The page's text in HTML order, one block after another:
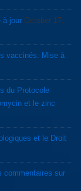
à jour October 17,
vaccinés. Mise à
du Protocole
et le zinc
et le Droit
commentaires sur